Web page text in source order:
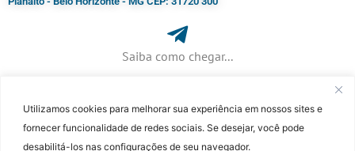
Utilizamos cookies para melhorar sua experiência em nossos sites e
fornecer funcionalidade de redes sociais. Se desejar, você pode
desabilitá-los nas configurações de seu navegador.
Saiba como chegar...
+ 55 (31) 3115-7000​